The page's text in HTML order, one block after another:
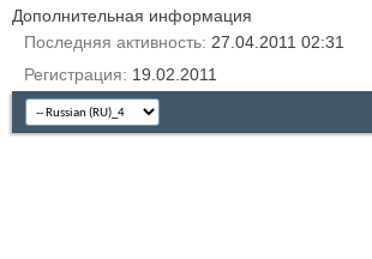
Дополнительная информация
Последняя активность 27.04.2011 02:31
Регистрация
19.02.2011